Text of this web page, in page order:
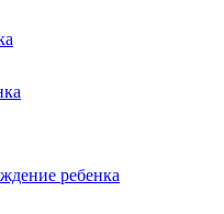
ребенка